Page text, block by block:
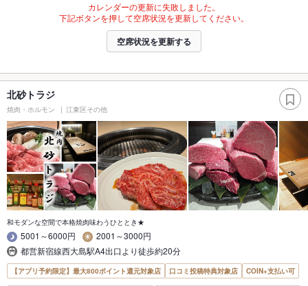
カレンダーの更新に失敗しました。
下記ボタンを押して空席状況を更新してください。
空席状況を更新する
北砂トラジ
焼肉・ホルモン 江東区その他
和モダンな空間で本格焼肉味わうひととき★
5001～6000円
2001～3000円
都営新宿線西大島駅A4出口より徒歩約20分
【アプリ予約限定】最大800ポイント還元対象店 口コミ投稿特典対象店 COIN+支払い可